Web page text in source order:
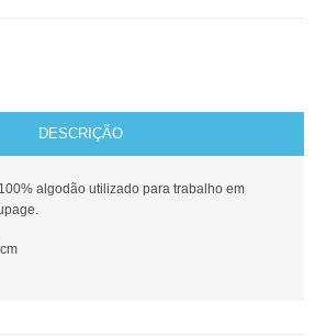
DESCRIÇÃO
algodão utilizado para trabalho em